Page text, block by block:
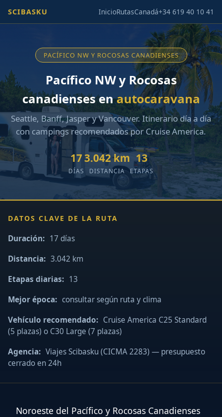
SCIBASKU InicioRutasCanadá+34 619 40 10 41
PACÍFICO NW Y ROCOSAS CANADIENSES
Pacífico NW y Rocosas
canadienses enautocaravana
Seattle, Banff, Jasper y Vancouver. Itinerario día a día
con campings recomendados por Cruise America.
17
DÍAS
3.042 km
DISTANCIA
13
ETAPAS
DATOS CLAVE DE LA RUTA
Duración: 17 días
Distancia: 3.042 km
Etapas diarias: 13
Mejor época: consultar según ruta y clima
Vehículo recomendado: Cruise America C25 Standard
(5 plazas) o C30 Large (7 plazas)
Agencia: Viajes Scibasku (CICMA 2283) — presupuesto
cerrado en 24h
Noroeste del Pacífico y Rocosas Canadienses